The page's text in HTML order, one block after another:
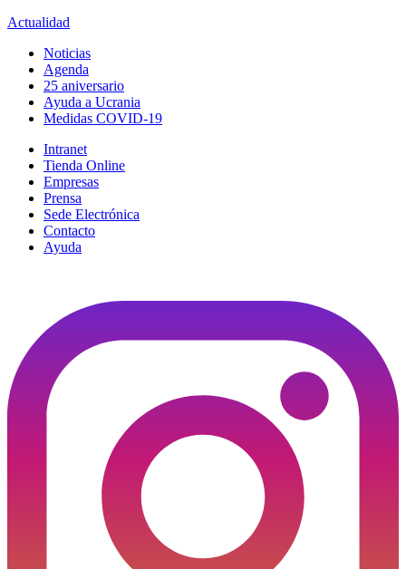
Actualidad
Noticias
Agenda
25 aniversario
Ayuda a Ucrania
Medidas COVID-19
Intranet
Tienda Online
Empresas
Prensa
Sede Electrónica
Contacto
Ayuda